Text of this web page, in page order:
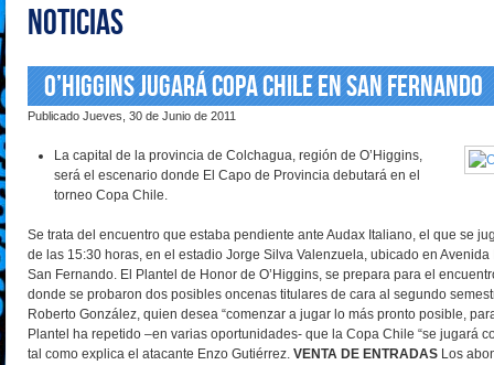
Noticias
O’Higgins jugará Copa Chile en San Fernando
Publicado Jueves, 30 de Junio de 2011
La capital de la provincia de Colchagua, región de O’Higgins,
será el escenario donde El Capo de Provincia debutará en el
torneo Copa Chile.
Se trata del encuentro que estaba pendiente ante Audax Italiano, el que se
de las 15:30 horas, en el estadio Jorge Silva Valenzuela, ubicado en
San Fernando. El Plantel de Honor de O’Higgins, se prepara para el
donde se probaron dos posibles oncenas titulares de cara al segundo
Roberto González, quien desea “comenzar a jugar lo más pronto posible,
Plantel ha repetido –en varias oportunidades- que la Copa Chile “se jugará
tal como explica el atacante Enzo Gutiérrez. VENTA DE ENTRADAS Los